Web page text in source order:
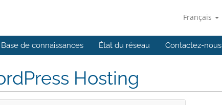
Français
Base de connaissances État du réseau Contactez-nous
Hosting